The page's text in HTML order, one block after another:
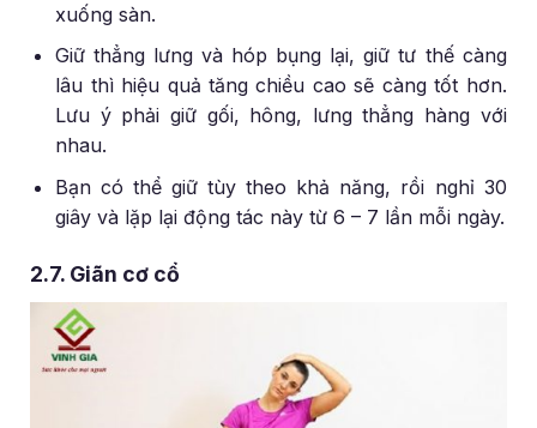
xuống sàn.
Giữ thẳng lưng và hóp bụng lại, giữ tư thế càng
lâu thì hiệu quả tăng chiều cao sẽ càng tốt hơn.
Lưu ý phải giữ gối, hông, lưng thẳng hàng với
nhau.
Bạn có thể giữ tùy theo khả năng, rồi nghỉ 30
giây và lặp lại động tác này từ 6 – 7 lần mỗi ngày.
2.7. Giãn cơ cổ